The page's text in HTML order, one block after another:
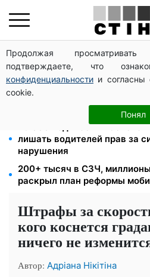
Продолжая
подтверждаете, что
конфиденциальности и согласны
cookie.
Понял
Мавики, зарядные станции
реанимации: Христианский
Запорожское и Покровское
8 451 грн вместо пакета
объяснил, как получить
26 000 подписей —
лишать водителей прав за
нарушения
200+ тысяч в СЗЧ,
раскрыл план реформы
Штрафы за
кого коснется
ничего не
Автор: Адріана Нікітіна